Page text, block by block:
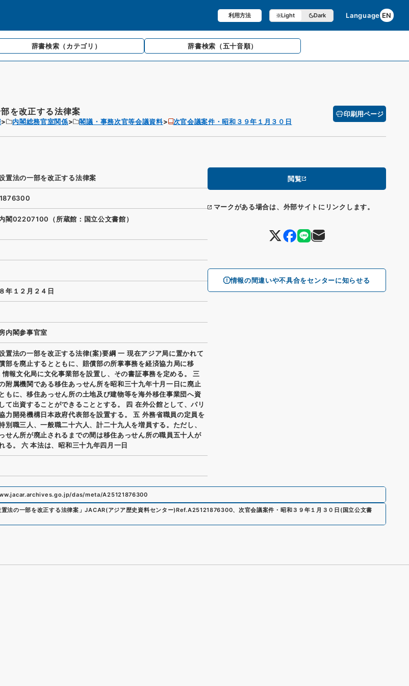
利用方法 Light Dark Language EN
辞書検索 （カテゴリ） 辞書検索 （五十音順）
を改正する法律案
内閣総務官室関係 閣議・事務次官等会議資料 次官会議案件・昭和３９年１月３０日
印刷用ページ
閲覧
マークがある場合は、外部サイトにリンクします。
情報の間違いや不具合をセンターに知らせる
置法の一部を改正する法律案
閣02207100（所蔵館：国立公文書館）
年１２月２４日
内閣参事官室
置法の一部を改正する法律(案)要綱 一 現在アジア局に置かれて
部を廃止するとともに、賠償部の所掌事務を経済協力局に移
情報文化局に文化事業部を設置し、その書証事務を定める。 三
附属機関である移住あっせん所を昭和三十九年十月一日に廃止
もに、移住あっせん所の土地及び建物等を海外移住事業団へ資
て出資することができることとする。 四 在外公館として、パリ
力開発機構日本政府代表部を設置する。 五 外務省職員の定員を
別職三人、一般職二十六人、計二十九人を増員する。ただし、
せん所が廃止されるまでの間は移住あっせん所の職員五十人が
る。 六 本法は、昭和三十九年四月一日
das/meta/A25121876300
法の一部を改正する法律案 」JACAR(アジア歴史資料センター)Ref.A25121876300、 次官会議案件・昭和３９年１月３０日 ( 国立公文書